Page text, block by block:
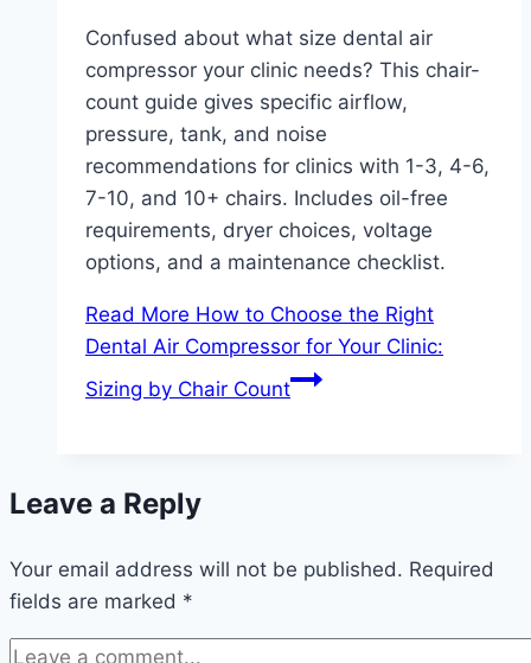
Confused about what size dental air
compressor your clinic needs? This chair-
count guide gives specific airflow,
pressure, tank, and noise
recommendations for clinics with 1-3, 4-6,
7-10, and 10+ chairs. Includes oil-free
requirements, dryer choices, voltage
options, and a maintenance checklist.
Read More How to Choose the Right
Dental Air Compressor for Your Clinic:
Sizing by Chair Count
Leave a Reply
Your email address will not be published. Required
fields are marked *